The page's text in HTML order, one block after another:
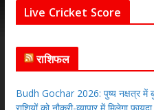
Live Cricket Score
राशिफल
Budh Gochar 2026: पुष्य नक्षत्र